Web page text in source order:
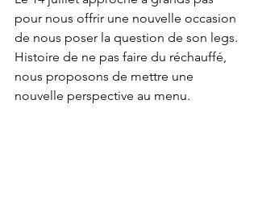
pour nous offrir une nouvelle occasion
de nous poser la question de son legs.
Histoire de ne pas faire du réchauffé,
nous proposons de mettre une
nouvelle perspective au menu.